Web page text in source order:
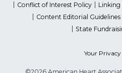
Conflict of Interest Policy
Linking
Content Editorial Guidelines
State
Your